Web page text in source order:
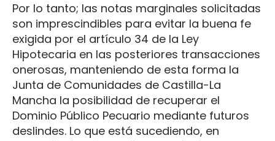
Por lo tanto; las notas marginales solicitadas
son imprescindibles para evitar la buena fe
exigida por el artículo 34 de la Ley
Hipotecaria en las posteriores transacciones
onerosas, manteniendo de esta forma la
Junta de Comunidades de Castilla-La
Mancha la posibilidad de recuperar el
Dominio Público Pecuario mediante futuros
deslindes. Lo que está sucediendo, en